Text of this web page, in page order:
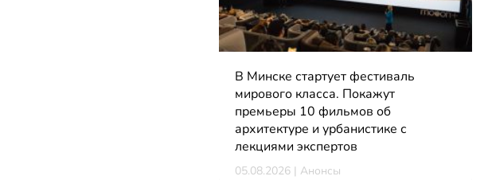
В Минске стартует фестиваль
мирового класса. Покажут
премьеры 10 фильмов об
архитектуре и урбанистике с
лекциями экспертов
05.08.2026 | Анонсы